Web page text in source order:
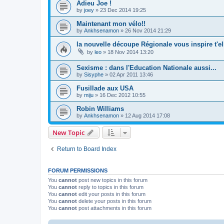
Adieu Joe !
by joey » 23 Dec 2014 19:25
Maintenant mon vélo!!
by Ankhsenamon » 26 Nov 2014 21:29
la nouvelle découpe Régionale vous inspire
by leo » 18 Nov 2014 13:20
Sexisme : dans l'Education Nationale aussi...
by Sisyphe » 02 Apr 2011 13:46
Fusillade aux USA
by miju » 16 Dec 2012 10:55
Robin Williams
by Ankhsenamon » 12 Aug 2014 17:08
New Topic
Return to Board Index
FORUM PERMISSIONS
You cannot post new topics in this forum
You cannot reply to topics in this forum
You cannot edit your posts in this forum
You cannot delete your posts in this forum
You cannot post attachments in this forum